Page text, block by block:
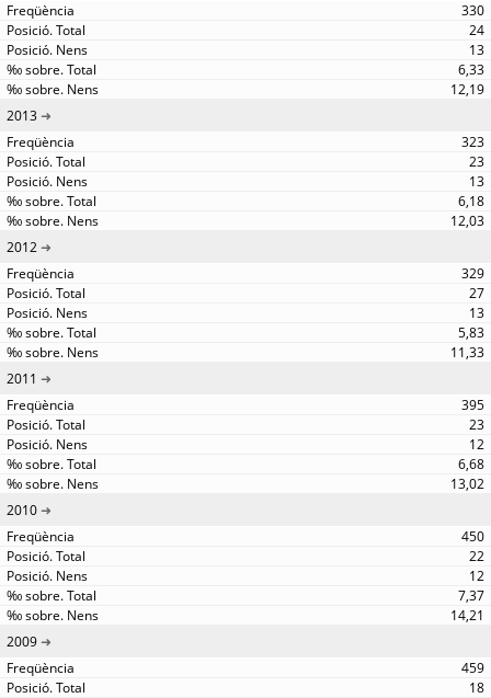
330
24
13
6,33
12,19
2013
323
23
13
6,18
12,03
2012
329
27
13
5,83
11,33
2011
395
23
12
6,68
13,02
2010
450
22
12
7,37
14,21
2009
459
18